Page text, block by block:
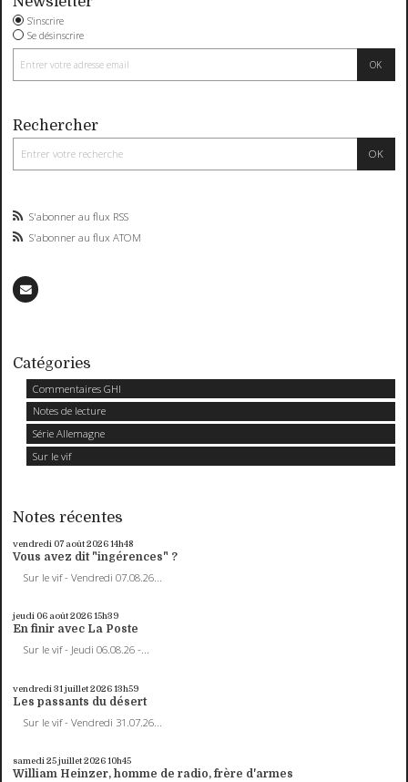
S'inscrire
Se désinscrire
Rechercher
S'abonner au flux RSS
S'abonner au flux ATOM
Catégories
Commentaires GHI
Notes de lecture
Série Allemagne
Sur le vif
Notes récentes
vendredi 07 août 202614h48
Vous avez dit "ingérences" ?
Sur le vif - Vendredi 07.08.26...
jeudi 06 août 202615h39
En finir avec La Poste
Sur le vif - Jeudi 06.08.26 -...
vendredi 31 juillet 202613h59
Les passants du désert
Sur le vif - Vendredi 31.07.26...
samedi 25juillet 202610h45
William Heinzer, homme de radio, frère d'armes